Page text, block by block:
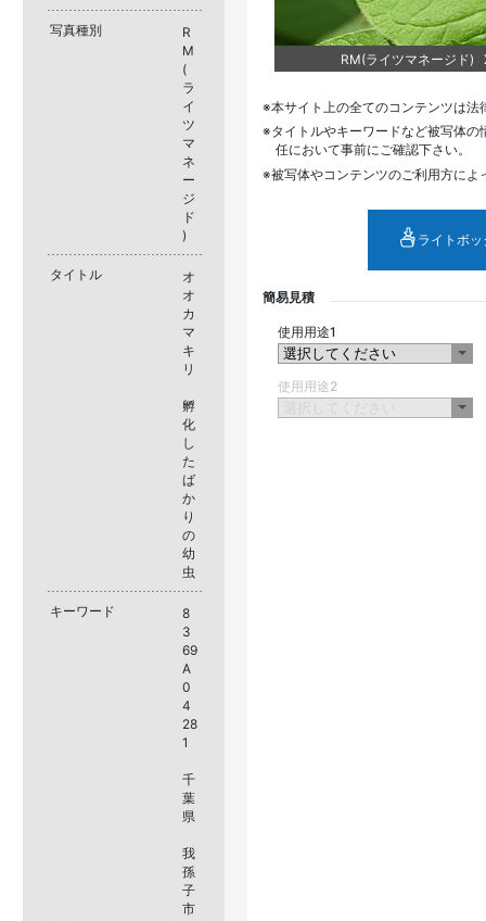
写真種別
R
M
(
ラ
イ
ツ
マ
ネ
ー
ジ
ド
)
タイトル
オ
オ
カ
マ
キ
リ
孵
化
し
た
ば
か
り
の
幼
虫
キーワード
8
3
69
A
0
4
28
1
千
葉
県
我
孫
子
市
RM(ライツマネージド)
本サイト上の全てのコンテンツは
タイトルやキーワードなど被写体
任において事前にご確認下さい。
被写体やコンテンツのご利用方に
ライトボ
簡易見積
使用用途1
使用用途2